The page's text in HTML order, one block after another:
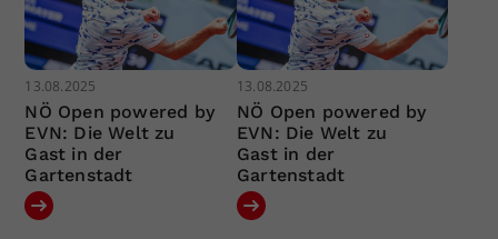
13.08.2025
NÖ Open powered by
EVN: Die Welt zu
Gast in der
Gartenstadt
13.08.2025
NÖ Open powered by
EVN: Die Welt zu
Gast in der
Gartenstadt